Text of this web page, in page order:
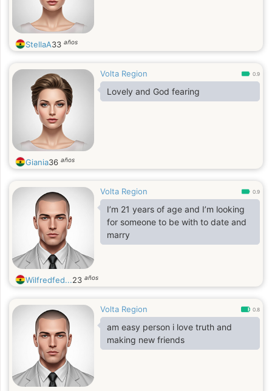
StellaA33 años
Volta Region 0.9
Lovely and God fearing
Giania36 años
Volta Region 0.9
I’m 21 years of age and I’m looking
for someone to be with to date and
marry
Wilfredfed...23 años
Volta Region 0.8
am easy person i love truth and
making new friends